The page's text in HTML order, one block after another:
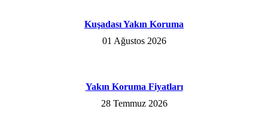
Kuşadası Yakın Koruma
01 Ağustos 2026
Yakın Koruma Fiyatları
28 Temmuz 2026